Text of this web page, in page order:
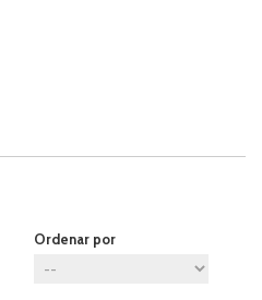
Ordenar por